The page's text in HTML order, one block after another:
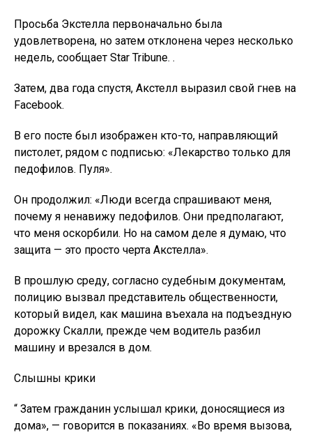
Просьба Экстелла первоначально была
удовлетворена, но затем отклонена через несколько
недель, сообщает Star Tribune. .
Затем, два года спустя, Акстелл выразил свой гнев на
Facebook.
В его посте был изображен кто-то, направляющий
пистолет, рядом с подписью: «Лекарство только для
педофилов. Пуля».
Он продолжил: «Люди всегда спрашивают меня,
почему я ненавижу педофилов. Они предполагают,
что меня оскорбили. Но на самом деле я думаю, что
защита — это просто черта Акстелла».
В прошлую среду, согласно судебным документам,
полицию вызвал представитель общественности,
который видел, как машина въехала на подъездную
дорожку Скалли, прежде чем водитель разбил
машину и врезался в дом.
Слышны крики
“ Затем гражданин услышал крики, доносящиеся из
дома», — говорится в показаниях. «Во время вызова,